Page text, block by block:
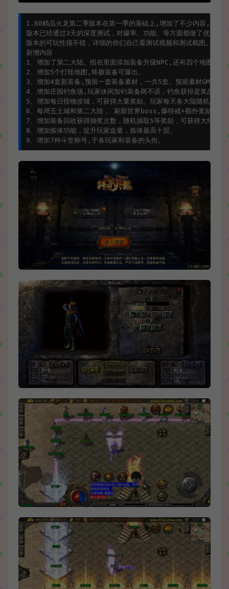
1.80精品火龙第二季版本在第一季的基础上,增加了不少内容,详细
版本已经通过3天的深度测试，对爆率、功能、等方面都做了优化，
版本的可玩性很不错，详细的你们自己看测试视频和测试截图。
新增内容
1 、增加了第二大陆。组在里面添加装备升级NPC ,还有四个地图。
2 、增加5个打怪地图,终极装备可爆出。
3 、增加4套新装备,预留一套装备素材，一共5套。预留素材GM
4 、增加庄园钓鱼场,玩家休闲加钓装备两不误，钓鱼获得是奖品最
5 、增加每日怪物攻城，可获得大量奖励。玩家每天各大陆随机坐标
6 、每周五土城和第二大陆， 刷新世界 boss ,爆特戒+额外奖励。
7 、增加装备回收获得抽奖次数，随机抽取 5等奖励，可获得大经验,
8 、增加炼体功能，提升玩家血量，炼体最高十层。
9 、增加7